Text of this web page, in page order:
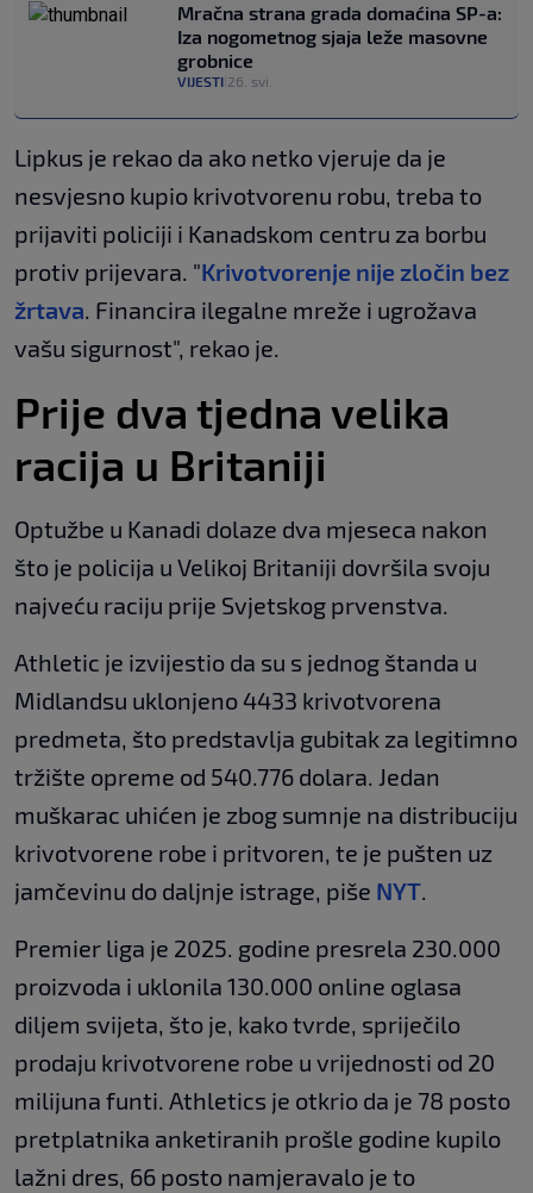
Mračna strana grada domaćina SP-a:
Iza nogometnog sjaja leže masovne
grobnice
VIJESTI 26. svi.
Lipkus je rekao da ako netko vjeruje da je
nesvjesno kupio krivotvorenu robu, treba to
prijaviti policiji i Kanadskom centru za borbu
protiv prijevara. "Krivotvorenje nije zločin bez
žrtava. Financira ilegalne mreže i ugrožava
vašu sigurnost", rekao je.
Prije dva tjedna velika
racija u Britaniji
Optužbe u Kanadi dolaze dva mjeseca nakon
što je policija u Velikoj Britaniji dovršila svoju
najveću raciju prije Svjetskog prvenstva.
Athletic je izvijestio da su s jednog štanda u
Midlandsu uklonjeno 4433 krivotvorena
predmeta, što predstavlja gubitak za legitimno
tržište opreme od 540.776 dolara. Jedan
muškarac uhićen je zbog sumnje na distribuciju
krivotvorene robe i pritvoren, te je pušten uz
jamčevinu do daljnje istrage, piše NYT.
Premier liga je 2025. godine presrela 230.000
proizvoda i uklonila 130.000 online oglasa
diljem svijeta, što je, kako tvrde, spriječilo
prodaju krivotvorene robe u vrijednosti od 20
milijuna funti. Athletics je otkrio da je 78 posto
pretplatnika anketiranih prošle godine kupilo
lažni dres, 66 posto namjeravalo je to